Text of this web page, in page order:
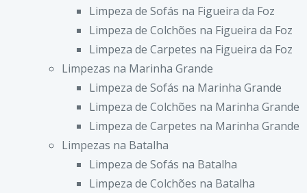
Limpeza de Sofás na Figueira da Foz
Limpeza de Colchões na Figueira da Foz
Limpeza de Carpetes na Figueira da Foz
Limpezas na Marinha Grande
Limpeza de Sofás na Marinha Grande
Limpeza de Colchões na Marinha Grande
Limpeza de Carpetes na Marinha Grande
Limpezas na Batalha
Limpeza de Sofás na Batalha
Limpeza de Colchões na Batalha